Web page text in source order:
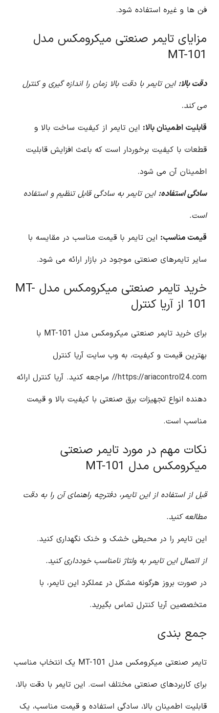
فن ها و غیره استفاده شود.
مزایای تایمر صنعتی میکرومکس مدل
MT-101
دقت بالا: این تایمر با دقت بالا زمان را اندازه گیری و کنترل
می کند.
قابلیت اطمینان بالا: این تایمر از کیفیت ساخت بالا و
قطعات با کیفیت برخوردار است که باعث افزایش قابلیت
اطمینان آن می شود.
سادگی استفاده: این تایمر به سادگی قابل تنظیم و استفاده
است.
قیمت مناسب: این تایمر با قیمت مناسب در مقایسه با
سایر تایمرهای صنعتی موجود در بازار ارائه می شود.
خرید تایمر صنعتی میکرومکس مدل MT-
101 از آریا کنترل
برای خرید تایمر صنعتی میکرومکس مدل MT-101 با
بهترین قیمت و کیفیت، به وب سایت آریا کنترل
https://ariacontrol24.com//
مراجعه کنید. آریا کنترل ارائه
دهنده انواع تجهیزات برق صنعتی با کیفیت بالا و قیمت
مناسب است.
نکات مهم در مورد تایمر صنعتی
میکرومکس مدل MT-101
قبل از استفاده از این تایمر، دفترچه راهنمای آن را به دقت
مطالعه کنید.
این تایمر را در محیطی خشک و خنک نگهداری کنید.
از اتصال این تایمر به ولتاژ نامناسب خودداری کنید.
در صورت بروز هرگونه مشکل در عملکرد این تایمر، با
متخصصین آریا کنترل تماس بگیرید.
جمع بندی
تایمر صنعتی میکرومکس مدل MT-101 یک انتخاب مناسب
برای کاربردهای صنعتی مختلف است. این تایمر با دقت بالا،
قابلیت اطمینان بالا، سادگی استفاده و قیمت مناسب، یک